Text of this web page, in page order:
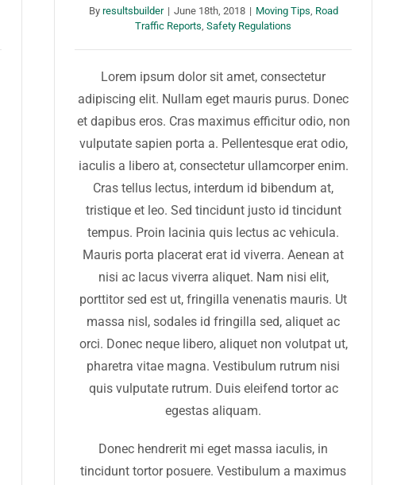
By resultsbuilder | June 18th, 2018 | Moving Tips, Road
Traffic Reports,Safety Regulations
Lorem ipsum dolor sit amet, consectetur
adipiscing elit. Nullam eget mauris purus. Donec
et dapibus eros. Cras maximus efficitur odio, non
vulputate sapien porta a. Pellentesque erat odio,
iaculis a libero at, consectetur ullamcorper enim.
Cras tellus lectus, interdum id bibendum at,
tristique et leo. Sed tincidunt justo id tincidunt
tempus. Proin lacinia quis lectus ac vehicula.
Mauris porta placerat erat id viverra. Aenean at
nisi ac lacus viverra aliquet. Nam nisi elit,
porttitor sed est ut, fringilla venenatis mauris. Ut
massa nisl, sodales id fringilla sed, aliquet ac
orci. Donec neque libero, aliquet non volutpat ut,
pharetra vitae magna. Vestibulum rutrum nisi
quis vulputate rutrum. Duis eleifend tortor ac
egestas aliquam.
Donec hendrerit mi eget massa iaculis, in
tincidunt tortor posuere. Vestibulum a maximus